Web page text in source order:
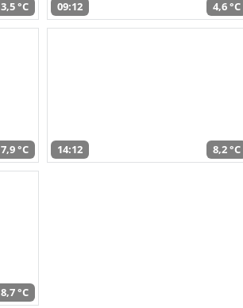
3,5 °C 09:12 4,6 °C
7,9 °C 14:12 8,2 °C
8,7 °C